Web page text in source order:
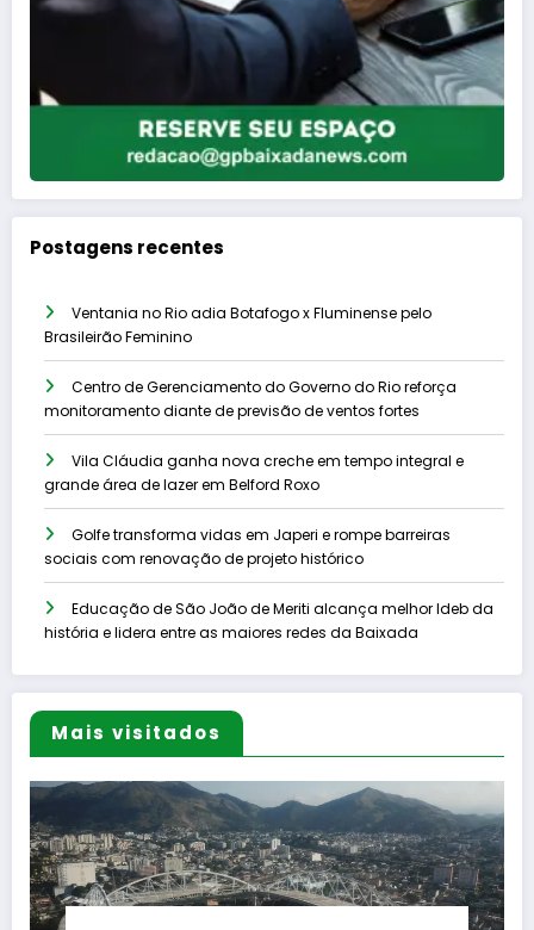
Postagens recentes
Ventania no Rio adia Botafogo x Fluminense pelo
Brasileirão Feminino
Centro de Gerenciamento do Governo do Rio reforça
monitoramento diante de previsão de ventos fortes
Vila Cláudia ganha nova creche em tempo integral e
grande área de lazer em Belford Roxo
Golfe transforma vidas em Japeri e rompe barreiras
sociais com renovação de projeto histórico
Educação de São João de Meriti alcança melhor Ideb da
história e lidera entre as maiores redes da Baixada
Mais visitados